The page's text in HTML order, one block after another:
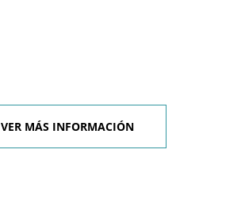
VER MÁS INFORMACIÓN